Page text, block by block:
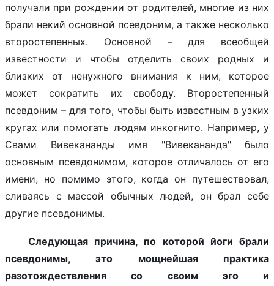
получали при рождении от родителей, многие из них
брали некий основной псевдоним, а также несколько
второстепенных. Основной – для всеобщей
известности и чтобы отделить своих родных и
близких от ненужного внимания к ним, которое
может сократить их свободу. Второстепенный
псевдоним – для того, чтобы быть известным в узких
кругах или помогать людям инкогнито. Например, у
Свами Вивекананды имя "Вивекананда" было
основным псевдонимом, которое отличалось от его
имени, но помимо этого, когда он путешествовал,
сливаясь с массой обычных людей, он брал себе
другие псевдонимы.
Следующая причина, по которой йоги брали
псевдонимы, это мощнейшая практика
разотождествления со своим эго и